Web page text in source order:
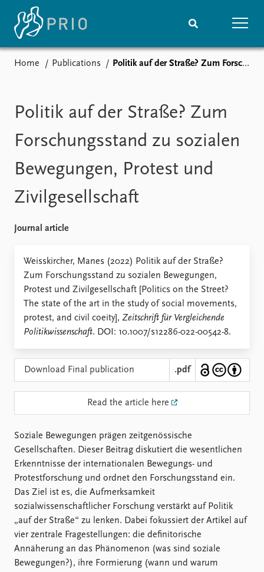
Media centre
Podcasts
News archive
Nobel Peace Prize list
Events
Upcoming events
Recorded events
Annual Peace Address
Research
Locations
Education
Publications
Latest publications
Newsletters
Journals
People
Current staff
Alphabetical list
Global Fellows
Practitioners in Residence
Data
Replication data
About PRIO
Annual reports
Intranet
Home Publications Politik auf der Straße? Zum Forschungsstand zu sozialen Bewegungen, Protest und Zivilgesellschaft
Politik auf der Straße? Zum
Forschungsstand zu sozialen
Bewegungen, Protest und
Zivilgesellschaft
Journal article
Weisskircher, Manes (2022) Politik auf der Straße?
Zum Forschungsstand zu sozialen Bewegungen,
Protest und Zivilgesellschaft [Politics on the Street?
The state of the art in the study of social movements,
protest, and civil coeity], Zeitschrift für Vergleichende
Politikwissenschaft. DOI: 10.1007/s12286-022-00542-8.
Download Final publication .pdf
Read the article here
Soziale Bewegungen prägen zeitgenössische
Gesellschaften. Dieser Beitrag diskutiert die wesentlichen
Erkenntnisse der internationalen Bewegungs- und
Protestforschung und ordnet den Forschungsstand ein.
Das Ziel ist es, die Aufmerksamkeit
sozialwissenschaftlicher Forschung verstärkt auf Politik
„auf der Straße“ zu lenken. Dabei fokussiert der Artikel auf
vier zentrale Fragestellungen: die definitorische
Annäherung an das Phänomenon (was sind soziale
Bewegungen?), ihre Formierung (wann und warum